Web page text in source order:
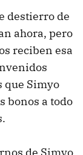
destierro de
ahora, pero
reciben esa
que Simyo
bonos a todo